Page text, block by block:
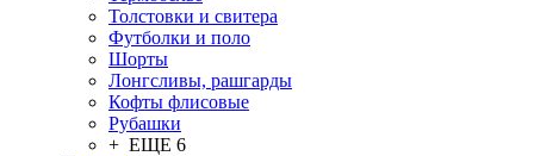
Толстовки и свитера
Футболки и поло
Шорты
Лонгсливы, рашгарды
Кофты флисовые
Рубашки
+ ЕЩЕ 6